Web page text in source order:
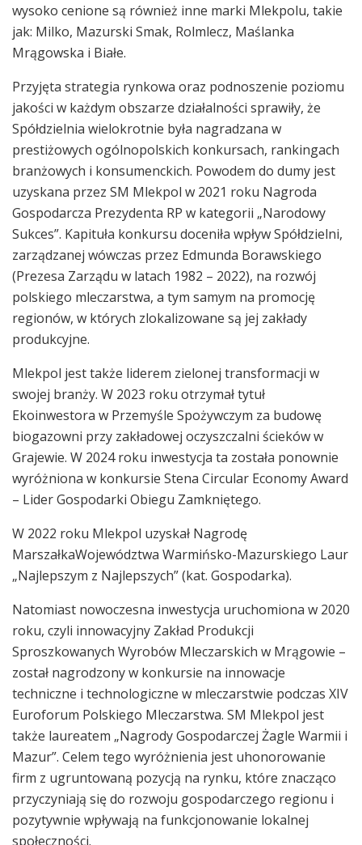
wysoko cenione są również inne marki Mlekpolu, takie
jak: Milko, Mazurski Smak, Rolmlecz, Maślanka
Mrągowska i Białe.
Przyjęta strategia rynkowa oraz podnoszenie poziomu
jakości w każdym obszarze działalności sprawiły, że
Spółdzielnia wielokrotnie była nagradzana w
prestiżowych ogólnopolskich konkursach, rankingach
branżowych i konsumenckich. Powodem do dumy jest
uzyskana przez SM Mlekpol w 2021 roku Nagroda
Gospodarcza Prezydenta RP w kategorii „Narodowy
Sukces”. Kapituła konkursu doceniła wpływ Spółdzielni,
zarządzanej wówczas przez Edmunda Borawskiego
(Prezesa Zarządu w latach 1982 – 2022), na rozwój
polskiego mleczarstwa, a tym samym na promocję
regionów, w których zlokalizowane są jej zakłady
produkcyjne.
Mlekpol jest także liderem zielonej transformacji w
swojej branży. W 2023 roku otrzymał tytuł
Ekoinwestora w Przemyśle Spożywczym za budowę
biogazowni przy zakładowej oczyszczalni ścieków w
Grajewie. W 2024 roku inwestycja ta została ponownie
wyróżniona w konkursie Stena Circular Economy Award
– Lider Gospodarki Obiegu Zamkniętego.
W 2022 roku Mlekpol uzyskał Nagrodę
MarszałkaWojewództwa Warmińsko-Mazurskiego Laur
„Najlepszym z Najlepszych” (kat. Gospodarka).
Natomiast nowoczesna inwestycja uruchomiona w 2020
roku, czyli innowacyjny Zakład Produkcji
Sproszkowanych Wyrobów Mleczarskich w Mrągowie –
został nagrodzony w konkursie na innowacje
techniczne i technologiczne w mleczarstwie podczas XIV
Euroforum Polskiego Mleczarstwa. SM Mlekpol jest
także laureatem „Nagrody Gospodarczej Żagle Warmii i
Mazur”. Celem tego wyróżnienia jest uhonorowanie
firm z ugruntowaną pozycją na rynku, które znacząco
przyczyniają się do rozwoju gospodarczego regionu i
pozytywnie wpływają na funkcjonowanie lokalnej
społeczności.